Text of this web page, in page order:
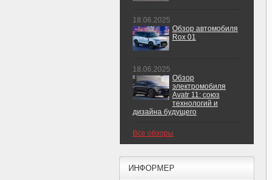
18.06.2025
Обзор автомобиля
Rox 01
18.06.2025
Обзор
электромобиля
Avatr 11: союз
технологий и
дизайна будущего
Все обзоры
ИНФОРМЕР